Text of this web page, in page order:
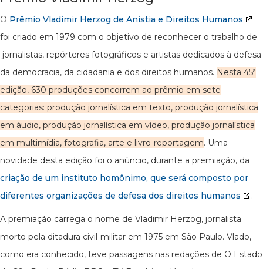
O Prêmio Vladimir Herzog de Anistia e Direitos Humanos
foi criado em 1979 com o objetivo de reconhecer o trabalho de
jornalistas, repórteres fotográficos e artistas dedicados à defesa
da democracia, da cidadania e dos direitos humanos. Nesta 45ª
edição, 630 produções concorrem ao prêmio em sete
categorias: produção jornalística em texto, produção jornalística
em áudio, produção jornalística em vídeo, produção jornalística
em multimídia, fotografia, arte e livro-reportagem. Uma
novidade desta edição foi o anúncio, durante a premiação, da
criação de um instituto homônimo, que será composto por
diferentes organizações de defesa dos direitos humanos
.
A premiação carrega o nome de Vladimir Herzog, jornalista
morto pela ditadura civil-militar em 1975 em São Paulo. Vlado,
como era conhecido, teve passagens nas redações de O Estado